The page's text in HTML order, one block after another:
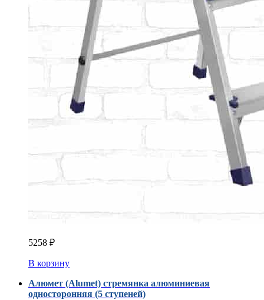
5258 ₽
В корзину
Алюмет (Alumet) стремянка алюминиевая
односторонняя (5 ступеней)